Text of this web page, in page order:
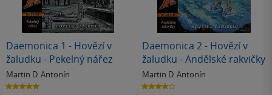
Daemonica 1 - Hovězí v
žaludku - Pekelný nářez
Martin D. Antonín
5.0
z
Daemonica 2 - Hovězí v
žaludku - Andělské rakvičky
Martin D. Antonín
4.0
z